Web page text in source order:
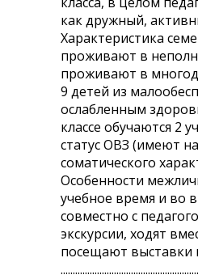
как дружный,
Характеристика
проживают в
проживают в
9 детей из
ослабленным
классе обучаются 2
статус ОВЗ (имеют
соматического
Особенности
учебное время и во
совместно с
экскурсии, ходят
посещают выставки